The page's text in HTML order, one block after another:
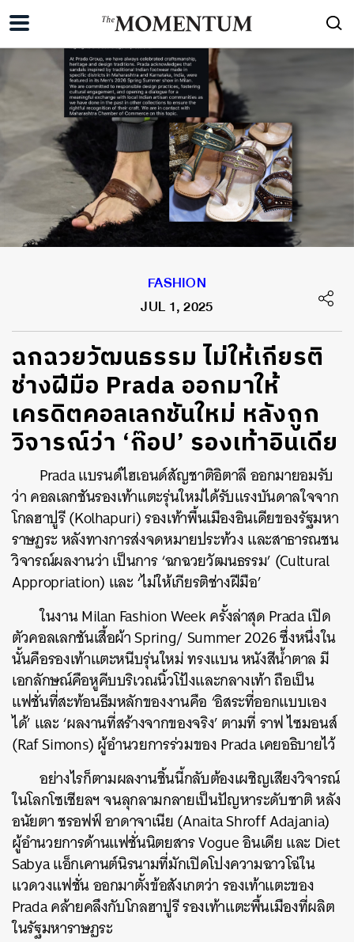
FASHION
JUL 1, 2025
ฉกฉวยวัฒนธรรม ไม่ให้เกียรติ
ช่างฝีมือ Prada ออกมาให้
เครดิตคอลเลกชันใหม่ หลังถูก
วิจารณ์ว่า ‘ก๊อป’ รองเท้าอินเดีย
Prada แบรนด์ไฮเอนด์สัญชาติอิตาลี ออกมายอมรับ
ว่า คอลเลกชันรองเท้าแตะรุ่นใหม่ได้รับแรงบันดาลใจจาก
โกลฮาปูรี (Kolhapuri) รองเท้าพื้นเมืองอินเดียของรัฐมหา
ราษฏระ หลังทางการส่งจดหมายประท้วง และสาธารณชน
วิจารณ์ผลงานว่า เป็นการ ‘ฉกฉวยวัฒนธรรม’ (Cultural
Appropriation) และ ‘ไม่ให้เกียรติช่างฝีมือ’
ในงาน Milan Fashion Week ครั้งล่าสุด Prada เปิด
ตัวคอลเลกชันเสื้อผ้า Spring/ Summer 2026 ซึ่งหนึ่งใน
นั้นคือรองเท้าแตะหนีบรุ่นใหม่ ทรงแบน หนังสีน้ำตาล มี
เอกลักษณ์คือหูคีบบริเวณนิ้วโป้งและกลางเท้า ถือเป็น
แฟชั่นที่สะท้อนธีมหลักของงานคือ ‘อิสระที่ออกแบบเอง
ได้’ และ ‘ผลงานที่สร้างจากของจริง’ ตามที่ ราฟ ไซมอนส์
(Raf Simons) ผู้อำนวยการร่วมของ Prada เคยอธิบายไว้
อย่างไรก็ตามผลงานชิ้นนี้กลับต้องเผชิญเสียงวิจารณ์
ในโลกโซเชียลฯ จนลุกลามกลายเป็นปัญหาระดับชาติ หลัง
อนัยตา ชรอฟฟ์ อาดาจาเนีย (Anaita Shroff Adajania)
ผู้อำนวยการด้านแฟชั่นนิตยสาร Vogue อินเดีย และ Diet
Sabya แอ็กเคานต์นิรนามที่มักเปิดโปงความฉาวโฉ่ใน
แวดวงแฟชั่น ออกมาตั้งข้อสังเกตว่า รองเท้าแตะของ
Prada คล้ายคลึงกับโกลฮาปูรี รองเท้าแตะพื้นเมืองที่ผลิต
ในรัฐมหาราษฏระ